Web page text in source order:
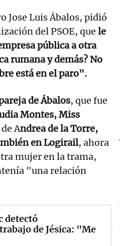
Jose Luis Ábalos, pidió
del PSOE, que le
pública a otra
rumana y demás? No
está en el paro".
de Ábalos, que fue
Montes, Miss
Andrea de la Torre,
en Logirail, ahora
mujer en la trama,
"una relación
detectó
de Jésica: "Me